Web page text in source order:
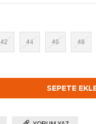
42 44 46 48